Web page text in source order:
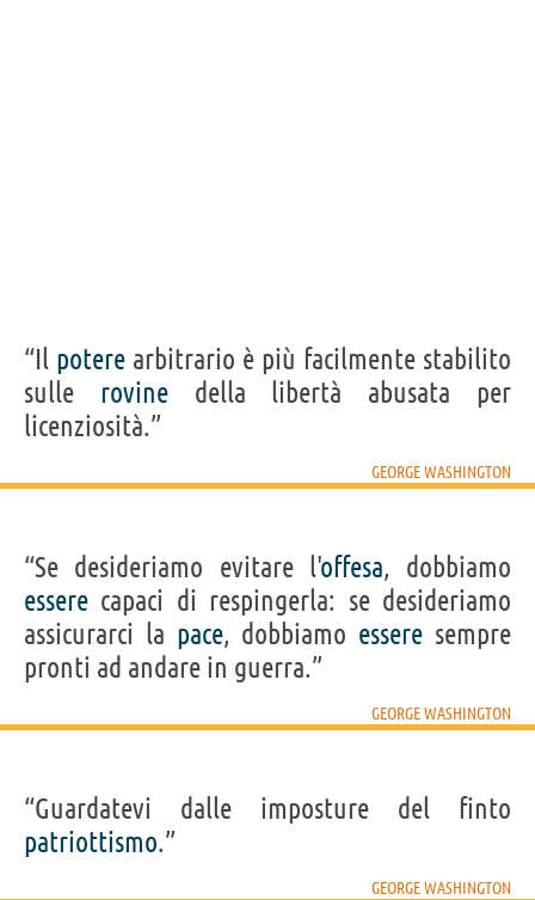
“Il potere arbitrario è più facilmente stabilito
sulle rovinedella libertà abusata per
licenziosità.”
GEORGE WASHINGTON
“Se desideriamo evitare l'offesa, dobbiamo
essere capaci di respingerla: se desideriamo
assicurarci la pace, dobbiamo essere sempre
pronti ad andare in guerra.”
GEORGE WASHINGTON
“Guardatevi dalle imposture del finto
patriottismo.”
GEORGE WASHINGTON